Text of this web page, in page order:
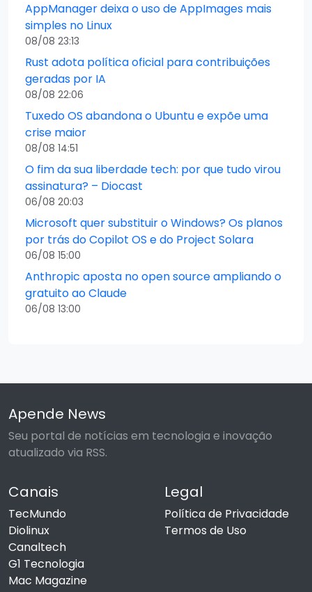
AppManager deixa o uso de AppImages mais
simples no Linux
08/08 23:13
Rust adota política oficial para contribuições
geradas por IA
08/08 22:06
Tuxedo OS abandona o Ubuntu e expõe uma
crise maior
08/08 14:51
O fim da sua liberdade tech: por que tudo virou
assinatura? – Diocast
06/08 20:03
Microsoft quer substituir o Windows? Os planos
por trás do Copilot OS e do Project Solara
06/08 15:00
Anthropic aposta no open source ampliando o
gratuito ao Claude
06/08 13:00
Apende News
Seu portal de notícias em tecnologia e inovação
atualizado via RSS.
Canais
TecMundo
Diolinux
Canaltech
G1 Tecnologia
Mac Magazine
Legal
Política de Privacidade
Termos de Uso